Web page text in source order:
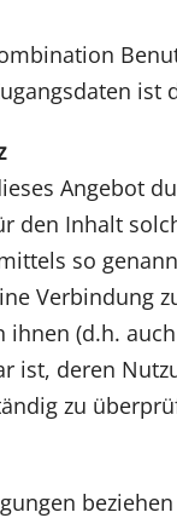
Angebot
den Inhalt
so
Verbindung
(d.h.
ist, deren
zu